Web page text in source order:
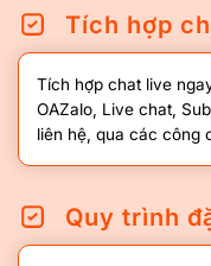
Tích hợp
Tích hợp chat live
OAZalo, Live chat,
liên hệ, qua các công
Quy trình